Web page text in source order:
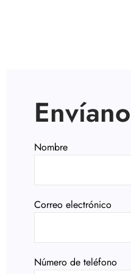
Nombre
Correo electrónico
Número de teléfono